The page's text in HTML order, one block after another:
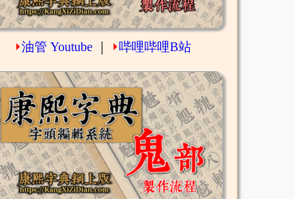
⏵油管 Youtube ⏵哔哩哔哩B站